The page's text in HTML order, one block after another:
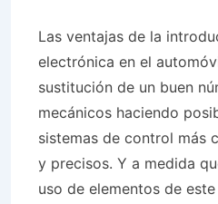
Las ventajas de la
electrónica en el
sustitución de un buen
mecánicos haciendo
sistemas de control más
y precisos. Y a medida
uso de elementos de